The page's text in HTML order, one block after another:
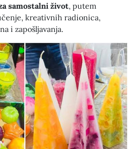
samostalni život, putem
kreativnih radionica,
i zapošljavanja.